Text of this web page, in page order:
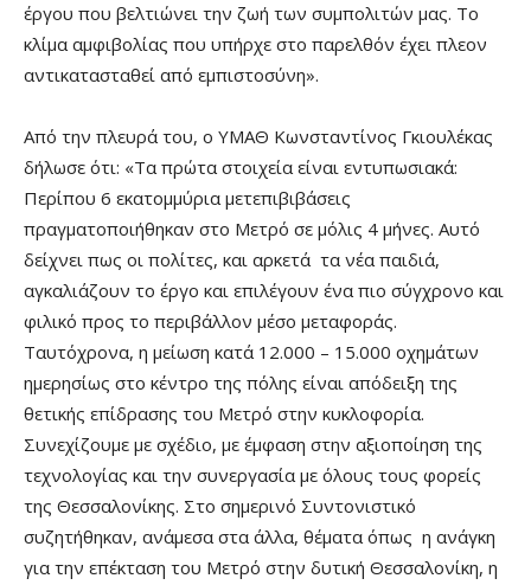
έργου που βελτιώνει την ζωή των συμπολιτών μας. Το
κλίμα αμφιβολίας που υπήρχε στο παρελθόν έχει πλεον
αντικατασταθεί από εμπιστοσύνη».
Από την πλευρά του, ο ΥΜΑΘ Κωνσταντίνος Γκιουλέκας
δήλωσε ότι: «Τα πρώτα στοιχεία είναι εντυπωσιακά:
Περίπου 6 εκατομμύρια μετεπιβιβάσεις
πραγματοποιήθηκαν στο Μετρό σε μόλις 4 μήνες. Αυτό
δείχνει πως οι πολίτες, και αρκετά τα νέα παιδιά,
αγκαλιάζουν το έργο και επιλέγουν ένα πιο σύγχρονο και
φιλικό προς το περιβάλλον μέσο μεταφοράς.
Ταυτόχρονα, η μείωση κατά 12.000 – 15.000 οχημάτων
ημερησίως στο κέντρο της πόλης είναι απόδειξη της
θετικής επίδρασης του Μετρό στην κυκλοφορία.
Συνεχίζουμε με σχέδιο, με έμφαση στην αξιοποίηση της
τεχνολογίας και την συνεργασία με όλους τους φορείς
της Θεσσαλονίκης. Στο σημερινό Συντονιστικό
συζητήθηκαν, ανάμεσα στα άλλα, θέματα όπως η ανάγκη
για την επέκταση του Μετρό στην δυτική Θεσσαλονίκη, η